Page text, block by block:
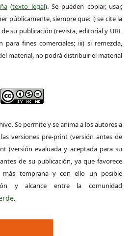
(texto legal). Se pueden copiar, usar,
públicamente, siempre que: i) se cite la
su publicación (revista, editorial y URL
fines comerciales; iii) si remezcla,
material, no podrá distribuir el material
Se permite y se anima a los autores a
versiones pre-print (versión antes de
(versión evaluada y aceptada para su
de su publicación, ya que favorece
más temprana y con ello un posible
y alcance entre la comunidad
.